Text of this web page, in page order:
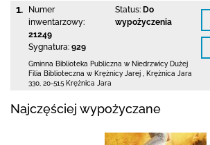
1.
Numer
inwentarzowy:
21249
Sygnatura: 929
Status: Do
wypożyczenia
Gminna Biblioteka Publiczna w Niedrzwicy Dużej
Filia Biblioteczna w Krężnicy Jarej
Krężnica Jara
330 20-515 Krężnica Jara
Najczęściej wypożyczane